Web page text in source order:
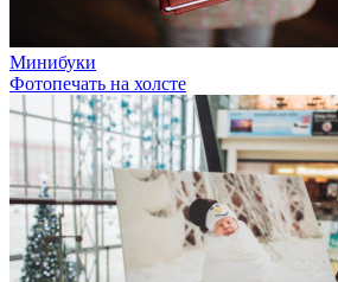
Минибуки
Фотопечать на холсте